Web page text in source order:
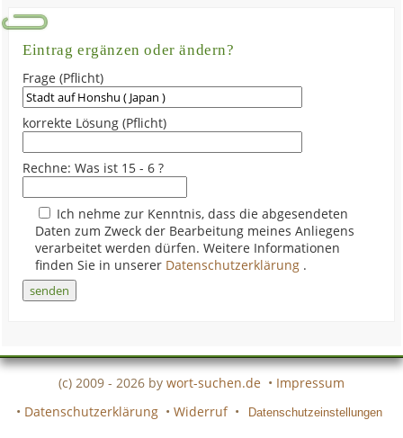
Eintrag ergänzen oder ändern?
Frage (Pflicht)
korrekte Lösung (Pflicht)
Rechne: Was ist 15 - 6 ?
Ich nehme zur Kenntnis, dass die abgesendeten
Daten zum Zweck der Bearbeitung meines Anliegens
verarbeitet werden dürfen. Weitere Informationen
finden Sie in unserer Datenschutzerklärung .
(c) 2009 - 2026 by wort-suchen.de • Impressum
• Datenschutzerklärung • Widerruf • Datenschutzeinstellungen